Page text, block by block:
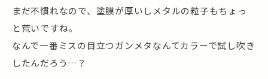
まだ不慣れなので、塗膜が厚いしメタルの粒子もちょっ
と荒いですね。
なんで一番ミスの目立つガンメタなんてカラーで試し吹き
したんだろう…？